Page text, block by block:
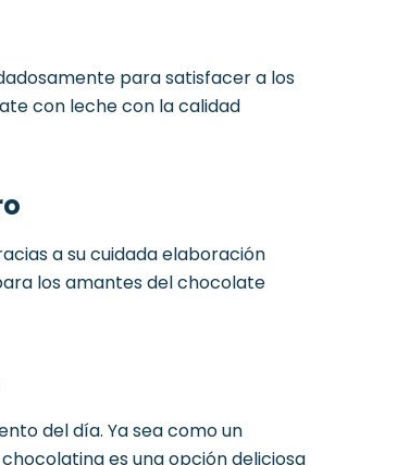
para satisfacer a los
con leche con la calidad
a su cuidada elaboración
los amantes del chocolate
del día. Ya sea como un
es una opción deliciosa